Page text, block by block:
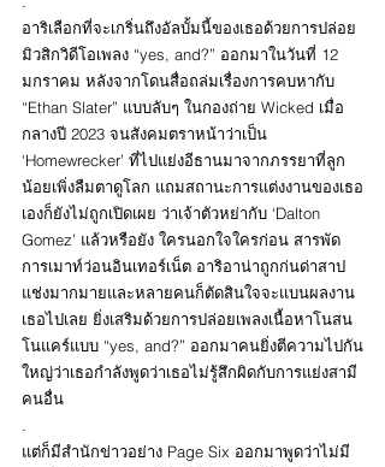
อาริเลือกที่จะเกริ่นถึงอัลบั้มนี้ของเธอด้วยการปล่อย
มิวสิกวิดีโอเพลง “yes, and?” ออกมาในวันที่ 12
มกราคม หลังจากโดนสื่อถล่มเรื่องการคบหากับ
“Ethan Slater” แบบลับๆ ในกองถ่าย Wicked เมื่อ
กลางปี 2023 จนสังคมตราหน้าว่าเป็น
‘Homewrecker’ ที่ไปแย่งอีธานมาจากภรรยาที่ลูก
น้อยเพิ่งลืมตาดูโลก แถมสถานะการแต่งงานของเธอ
เองก็ยังไม่ถูกเปิดเผย ว่าเจ้าตัวหย่ากับ ‘Dalton
Gomez’ แล้วหรือยัง ใครนอกใจใครก่อน สารพัด
การเมาท์ว่อนอินเทอร์เน็ต อาริอาน่าถูกก่นด่าสาป
แช่งมากมายและหลายคนก็ตัดสินใจจะแบนผลงาน
เธอไปเลย ยิ่งเสริมด้วยการปล่อยเพลงเนื้อหาโนสน
โนแคร์แบบ “yes, and?” ออกมาคนยิ่งตีความไปกัน
ใหญ่ว่าเธอกำลังพูดว่าเธอไม่รู้สึกผิดกับการแย่งสามี
คนอื่น
.
แต่ก็มีสำนักข่าวอย่าง Page Six ออกมาพูดว่าไม่มี